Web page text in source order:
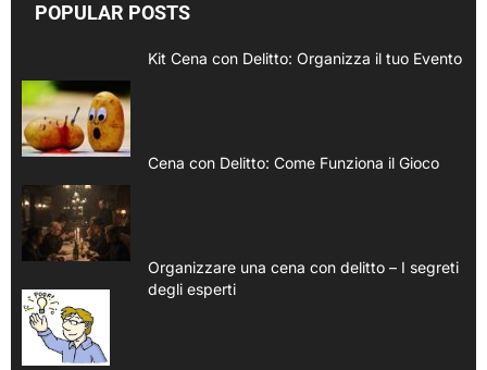
POPULAR POSTS
Kit Cena con Delitto: Organizza il tuo Evento
Cena con Delitto: Come Funziona il Gioco
Organizzare una cena con delitto – I segreti
degli esperti